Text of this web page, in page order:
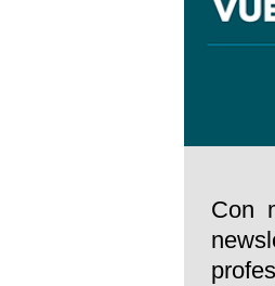
Con